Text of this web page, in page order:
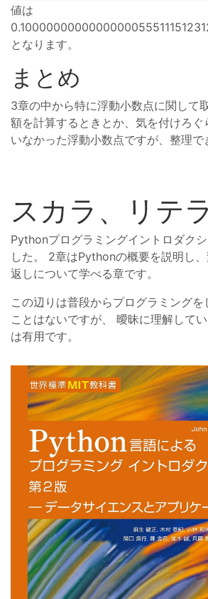
値は
となります。
まとめ
3章の中から特に浮動小数点に関して
額を計算するときとか、気を付けろぐ
いなかった浮動小数点ですが、整理で
スカラ、リテ
Pythonプログラミングイントロダク
した。 2章はPythonの概要を説明し
返しについて学べる章です。
この辺りは普段からプログラミング
ことはないですが、 曖昧に理解して
は有用です。